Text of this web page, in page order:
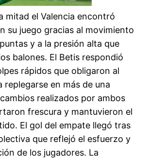
mitad el Valencia encontró
su juego gracias al movimiento
y a la presión alta que
balones. El Betis respondió
rápidos que obligaron al
replegarse en más de una
realizados por ambos
frescura y mantuvieron el
El gol del empate llegó tras
que reflejó el esfuerzo y
de los jugadores. La